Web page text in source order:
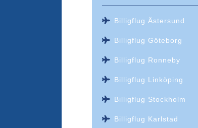
Billigflug Ästersund
Billigflug Göteborg
Billigflug Ronneby
Billigflug Linköping
Billigflug Stockholm
Billigflug Karlstad